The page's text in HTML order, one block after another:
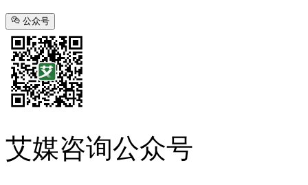
公众号
艾媒咨询公众号